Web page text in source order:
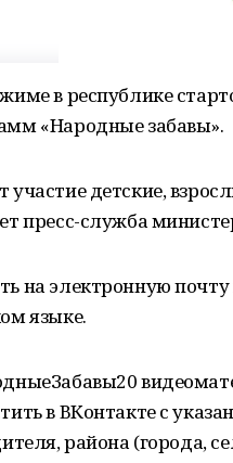
в республике
«Народные забавы».
детские,
пресс-служба
на электронную
языке.
в ВКонтакте с
района (города,